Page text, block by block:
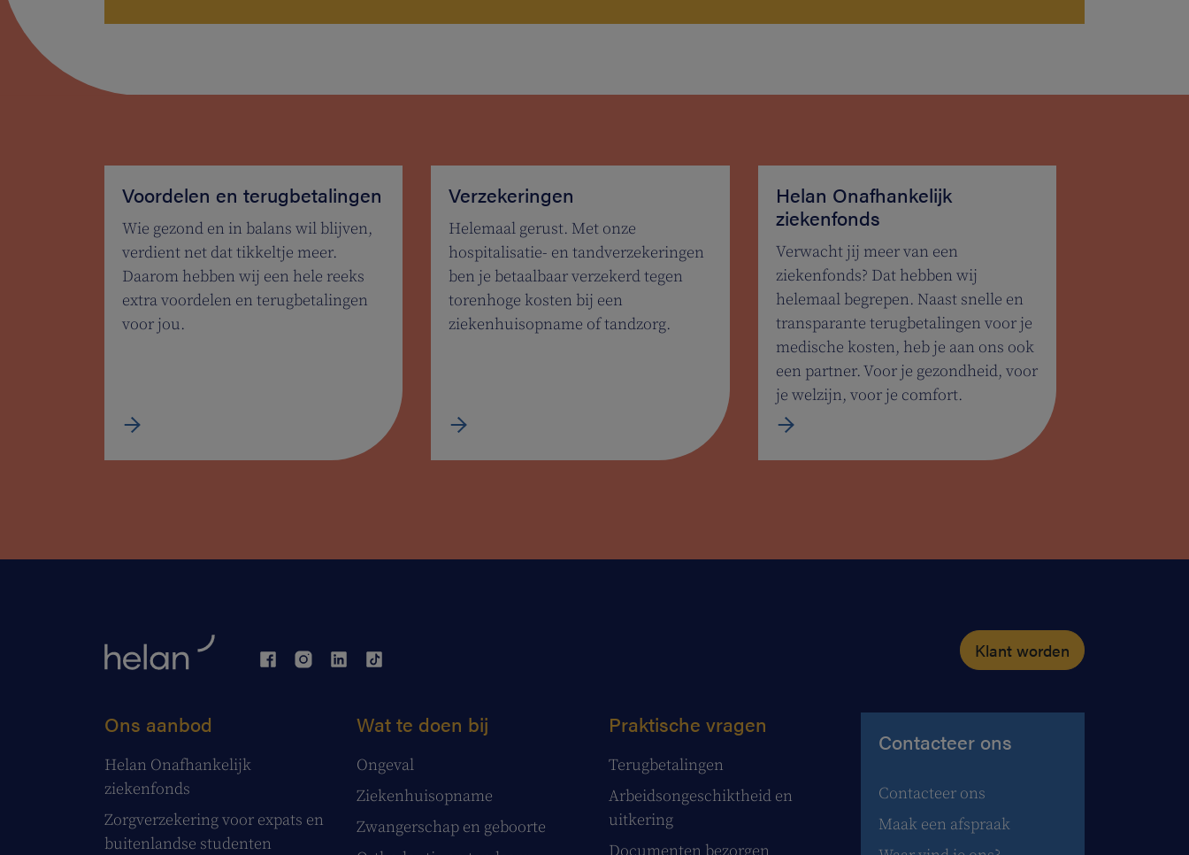
Voordelen en terugbetalingen
Wie gezond en in balans wil blijven,
verdient net dat tikkeltje meer.
Daarom hebben wij een hele reeks
extra voordelen en terugbetalingen
voor jou.
Verzekeringen
Helemaal gerust. Met onze
hospitalisatie- en tandverzekeringen
ben je betaalbaar verzekerd tegen
torenhoge kosten bij een
ziekenhuisopname of tandzorg.
Helan Onafhankelijk
ziekenfonds
Verwacht jij meer van een
ziekenfonds? Dat hebben wij
helemaal begrepen. Naast snelle en
transparante terugbetalingen voor je
medische kosten, heb je aan ons ook
een partner. Voor je gezondheid, voor
je welzijn, voor je comfort.
Klant worden
Ons aanbod
Helan Onafhankelijk
ziekenfonds
Zorgverzekering voor expats en
buitenlandse studenten
Wat te doen bij
Ongeval
Ziekenhuisopname
Zwangerschap en geboorte
Praktische vragen
Terugbetalingen
Arbeidsongeschiktheid en
uitkering
Documenten bezorgen
Contacteer ons
Contacteer ons
Maak een afspraak